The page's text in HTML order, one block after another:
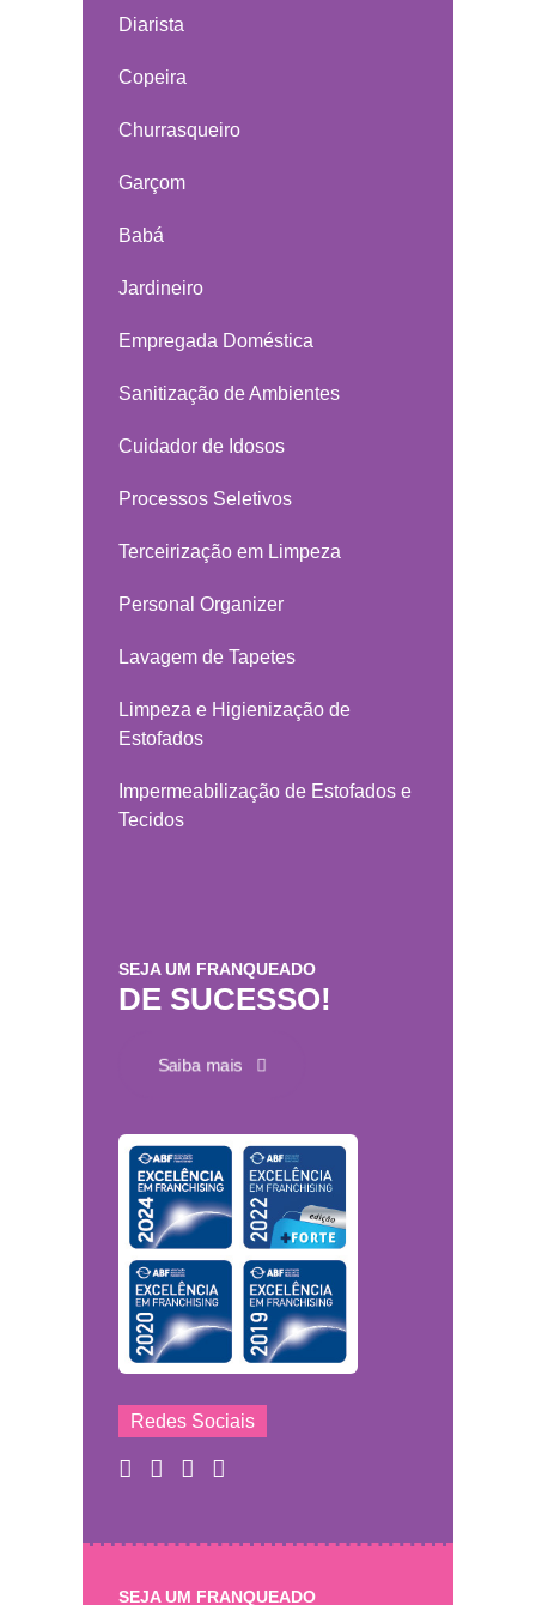
Diarista
Copeira
Churrasqueiro
Garçom
Babá
Jardineiro
Empregada Doméstica
Sanitização de Ambientes
Cuidador de Idosos
Processos Seletivos
Terceirização em Limpeza
Personal Organizer
Lavagem de Tapetes
Limpeza e Higienização de
Estofados
Impermeabilização de Estofados e
Tecidos
SEJA UM FRANQUEADO
DE SUCESSO!
Saiba mais
Redes Sociais
SEJA UM FRANQUEADO